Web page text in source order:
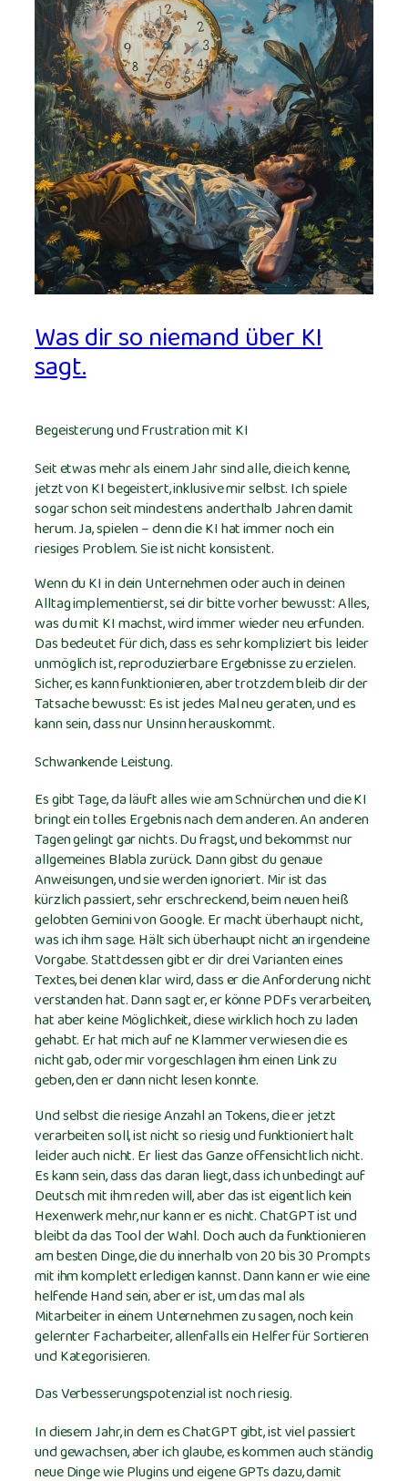
Was dir so niemand über KI
sagt.
Begeisterung und Frustration mit KI
Seit etwas mehr als einem Jahr sind alle, die ich kenne,
jetzt von KI begeistert, inklusive mir selbst. Ich spiele
sogar schon seit mindestens anderthalb Jahren damit
herum. Ja, spielen – denn die KI hat immer noch ein
riesiges Problem. Sie ist nicht konsistent.
Wenn du KI in dein Unternehmen oder auch in deinen
Alltag implementierst, sei dir bitte vorher bewusst: Alles,
was du mit KI machst, wird immer wieder neu erfunden.
Das bedeutet für dich, dass es sehr kompliziert bis leider
unmöglich ist, reproduzierbare Ergebnisse zu erzielen.
Sicher, es kann funktionieren, aber trotzdem bleib dir der
Tatsache bewusst: Es ist jedes Mal neu geraten, und es
kann sein, dass nur Unsinn herauskommt.
Schwankende Leistung.
Es gibt Tage, da läuft alles wie am Schnürchen und die KI
bringt ein tolles Ergebnis nach dem anderen. An anderen
Tagen gelingt gar nichts. Du fragst, und bekommst nur
allgemeines Blabla zurück. Dann gibst du genaue
Anweisungen, und sie werden ignoriert. Mir ist das
kürzlich passiert, sehr erschreckend, beim neuen heiß
gelobten Gemini von Google. Er macht überhaupt nicht,
was ich ihm sage. Hält sich überhaupt nicht an irgendeine
Vorgabe. Stattdessen gibt er dir drei Varianten eines
Textes, bei denen klar wird, dass er die Anforderung nicht
verstanden hat. Dann sagt er, er könne PDFs verarbeiten,
hat aber keine Möglichkeit, diese wirklich hoch zu laden
gehabt. Er hat mich auf ne Klammer verwiesen die es
nicht gab, oder mir vorgeschlagen ihm einen Link zu
geben, den er dann nicht lesen konnte.
Und selbst die riesige Anzahl an Tokens, die er jetzt
verarbeiten soll, ist nicht so riesig und funktioniert halt
leider auch nicht. Er liest das Ganze offensichtlich nicht.
Es kann sein, dass das daran liegt, dass ich unbedingt auf
Deutsch mit ihm reden will, aber das ist eigentlich kein
Hexenwerk mehr, nur kann er es nicht. ChatGPT ist und
bleibt da das Tool der Wahl. Doch auch da funktionieren
am besten Dinge, die du innerhalb von 20 bis 30 Prompts
mit ihm komplett erledigen kannst. Dann kann er wie eine
helfende Hand sein, aber er ist, um das mal als
Mitarbeiter in einem Unternehmen zu sagen, noch kein
gelernter Facharbeiter, allenfalls ein Helfer für Sortieren
und Kategorisieren.
Das Verbesserungspotenzial ist noch riesig.
In diesem Jahr, in dem es ChatGPT gibt, ist viel passiert
und gewachsen, aber ich glaube, es kommen auch ständig
neue Dinge wie Plugins und eigene GPTs dazu, damit